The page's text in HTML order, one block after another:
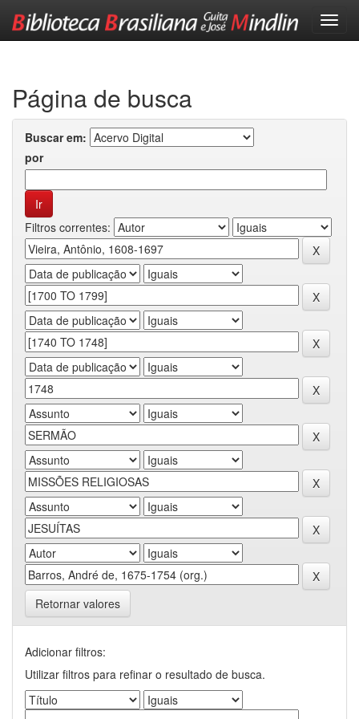
Página de busca
Buscar em:
por
Filtros correntes:
Retornar valores
Adicionar filtros:
Utilizar filtros para refinar o resultado de busca.